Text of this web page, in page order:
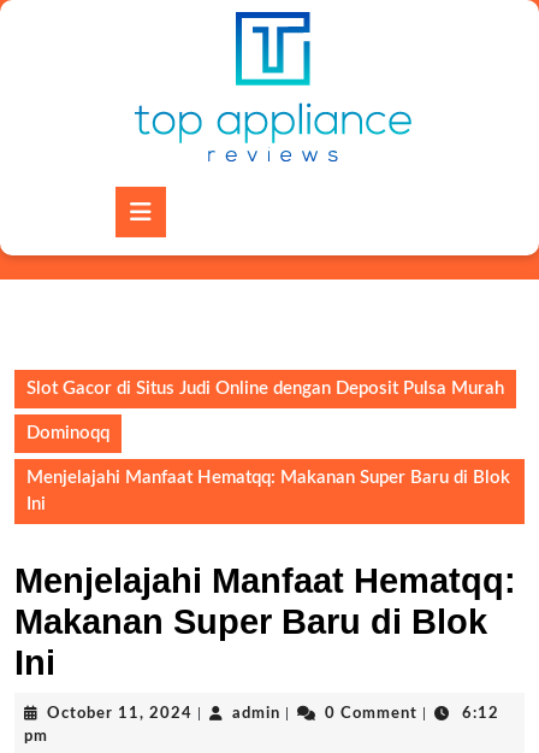
Skip
Slot Gacor di Situs Judi Online dengan Deposit Pulsa Murah
Dominoqq
Menjelajahi Manfaat Hematqq: Makanan Super Baru di Blok
Ini
Menjelajahi Manfaat Hematqq:
Makanan Super Baru di Blok
Ini
October 11, 2024 Octoberadmin admin0 Comment
6:12
pm